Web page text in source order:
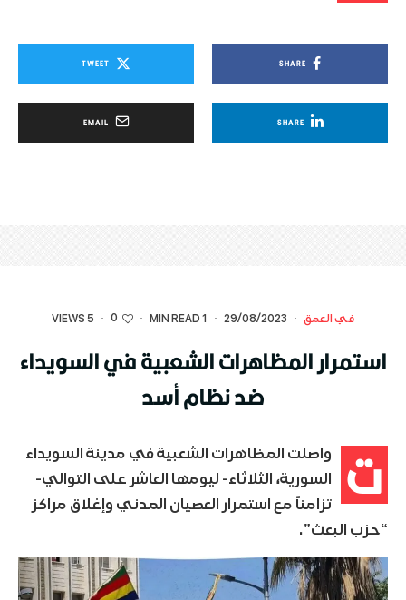
SHARE
TWEET
SHARE
EMAIL
في العمق ·
29/08/2023
·
1 MIN READ
·
0
·
5 VIEWS
استمرار المظاهرات الشعبية في السويداء
ضد نظام أسد
ت
واصلت المظاهرات الشعبية في مدينة السويداء
السورية، الثلاثاء- ليومها العاشر على التوالي-
تزامناً مع استمرار العصيان المدني وإغلاق مراكز
“حزب البعث”.